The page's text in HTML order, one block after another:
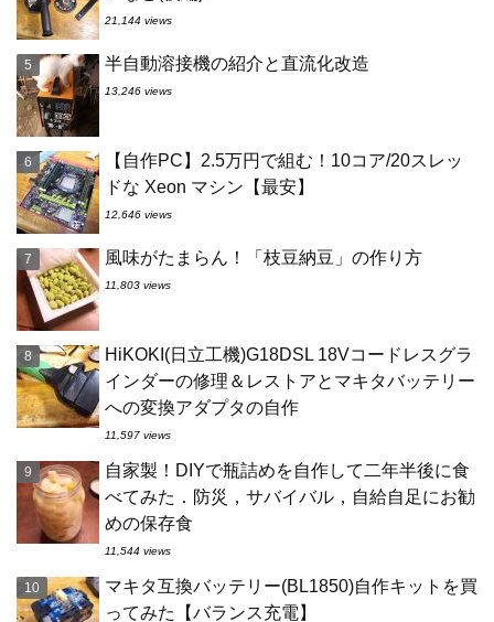
21,144 views
半自動溶接機の紹介と直流化改造
13,246 views
【自作PC】2.5万円で組む！10コア/20スレッ
ドな Xeon マシン【最安】
12,646 views
風味がたまらん！「枝豆納豆」の作り方
11,803 views
HiKOKI(日立工機)G18DSL 18Vコードレスグラ
インダーの修理＆レストアとマキタバッテリー
への変換アダプタの自作
11,597 views
自家製！DIYで瓶詰めを自作して二年半後に食
べてみた．防災，サバイバル，自給自足にお勧
めの保存食
11,544 views
マキタ互換バッテリー(BL1850)自作キットを買
ってみた【バランス充電】